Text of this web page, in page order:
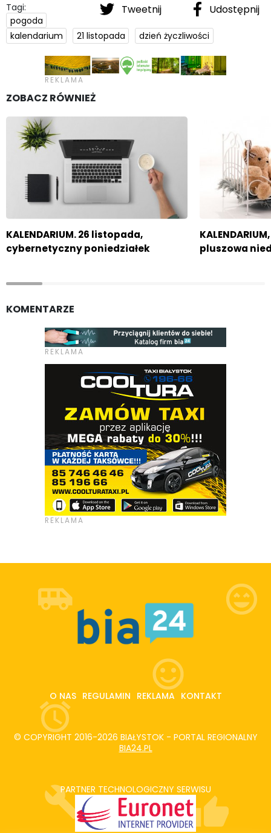
Tweetnij Udostępnij
Tagi:
pogoda
kalendarium
21 listopada dzień życzliwości
ZOBACZ RÓWNIEŻ
KALENDARIUM. 26 listopada,
cybernetyczny poniedziałek
pluszowa
KOMENTARZE
O NAS REGULAMIN REKLAMA KONTAKT
© COPYRIGHT 2016-2026 BIAŁYSTOK - PORTAL REGIONALNY
BIA24.PL
PARTNER TECHNOLOGICZNY SERWISU